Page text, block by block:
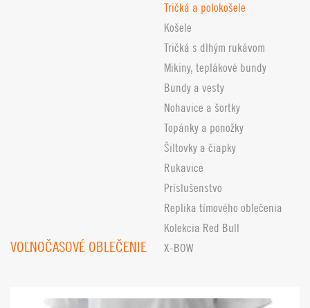
VOĽNOČASOVÉ OBLEČENIE
Tričká a polokošele
Košele
Tričká s dlhým rukávom
Mikiny, teplákové bundy
Bundy a vesty
Nohavice a šortky
Topánky a ponožky
Šiltovky a čiapky
Rukavice
Príslušenstvo
Replika tímového oblečenia
Kolekcia Red Bull
X-BOW